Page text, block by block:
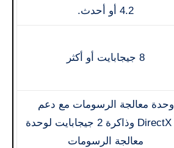
4.2 أو أحدث.
8 جيجابايت أو أكثر
وحدة معالجة الرسومات مع دعم
DirectX 12 وذاكرة 2 جيجابايت لوحدة
معالجة الرسومات